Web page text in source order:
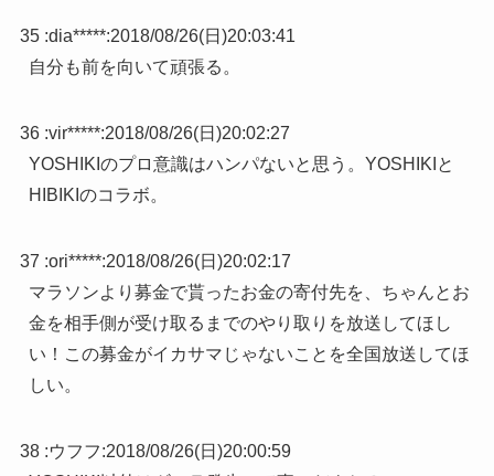
35 :dia*****:2018/08/26(日)20:03:41
自分も前を向いて頑張る。
36 :vir*****:2018/08/26(日)20:02:27
YOSHIKIのプロ意識はハンパないと思う。YOSHIKIと
HIBIKIのコラボ。
37 :ori*****:2018/08/26(日)20:02:17
マラソンより募金で貰ったお金の寄付先を、ちゃんとお
金を相手側が受け取るまでのやり取りを放送してほし
い！この募金がイカサマじゃないことを全国放送してほ
しい。
38 :ウフフ:2018/08/26(日)20:00:59